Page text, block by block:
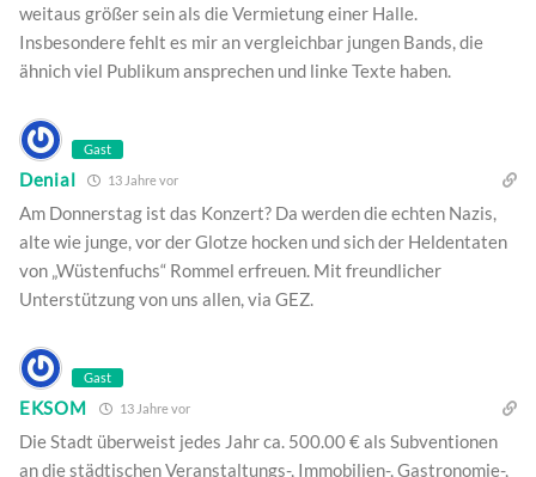
weitaus größer sein als die Vermietung einer Halle.
Insbesondere fehlt es mir an vergleichbar jungen Bands, die
ähnich viel Publikum ansprechen und linke Texte haben.
Gast
Denial 13 Jahre vor
Am Donnerstag ist das Konzert? Da werden die echten Nazis,
alte wie junge, vor der Glotze hocken und sich der Heldentaten
von „Wüstenfuchs“ Rommel erfreuen. Mit freundlicher
Unterstützung von uns allen, via GEZ.
Gast
EKSOM 13 Jahre vor
Die Stadt überweist jedes Jahr ca. 500.00 € als Subventionen
an die städtischen Veranstaltungs-, Immobilien-, Gastronomie-,